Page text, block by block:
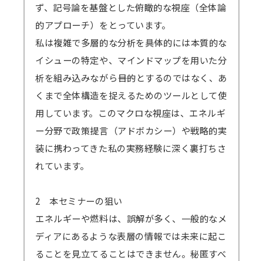
Zoomアプリのインストール、Zoomへの
サインアップをせずブラウザからの参加も可能
です。
→参加方法はこちら
→一部のブラウザは音声が聞こえないなどの不
具合が起きる可能性があります。
対応ブラウザ
をご確認の上、必ず事前のテ
ストミーティング
をお願いします。
（iOSやAndroidOS ご利用の場合は、アプリ
ず、記号論を基盤とした俯瞰的な視座（全体論
的アプローチ）をとっています。
私は複雑で多層的な分析を――具体的には本質的な
イシューの特定や、マインドマップを用いた分
析を組み込みながら――目的とするのではなく、あ
くまで全体構造を捉えるためのツールとして使
用しています。このマクロな視座は、エネルギ
ー分野で政策提言（アドボカシー）や戦略的実
装に携わってきた私の実務経験に深く裏打ちさ
れています。
2 本セミナーの狙い
エネルギーや燃料は、誤解が多く、一般的なメ
ディアにあるような表層の情報では未来に起こ
ることを見立てることはできません。秘匿すべ